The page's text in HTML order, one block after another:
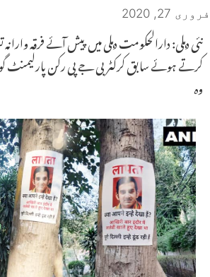
فروری 27, 2020
نئی دہلی: دارالحکومت دہلی میں پیش آئے فرقہ
کرتے ہوئے سابق کرکٹر بی جے پی رکن پارلیمنٹ
وہ